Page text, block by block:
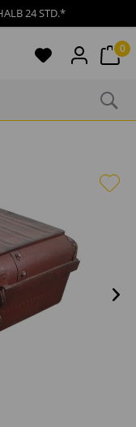
24 STD.*
0